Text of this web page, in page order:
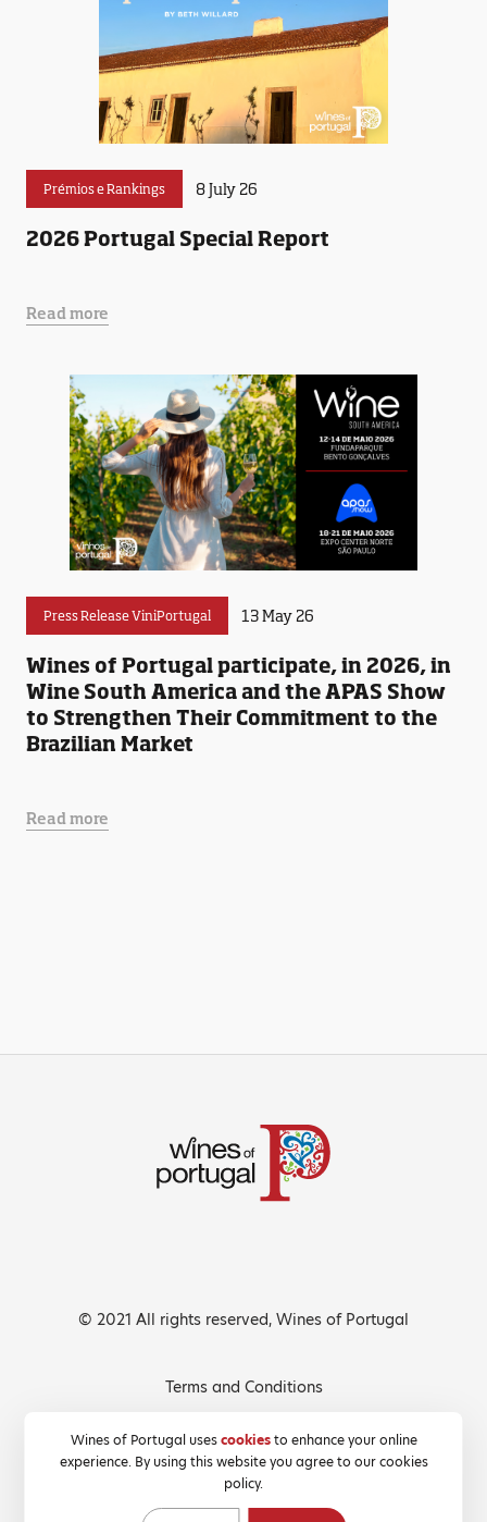
Prémios e Rankings 8 July 26
2026 Portugal Special Report
Read more
Press Release ViniPortugal 13 May 26
Wines of Portugal participate, in 2026, in
Wine South America and the APAS Show
to Strengthen Their Commitment to the
Brazilian Market
Read more
Wines of Portugal usescookiesto enhance your online
experience. By using this website you agree to our cookies
policy.
© 2021 All rights reserved, Wines of Portugal
Terms and Conditions
Cookies Policy